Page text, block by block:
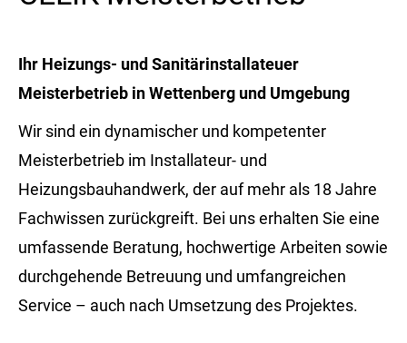
Ihr Heizungs- und Sanitärinstallateuer
Meisterbetrieb in Wettenberg und Umgebung
Wir sind ein dynamischer und kompetenter
Meisterbetrieb im Installateur- und
Heizungsbauhandwerk, der auf mehr als 18 Jahre
Fachwissen zurückgreift. Bei uns erhalten Sie eine
umfassende Beratung, hochwertige Arbeiten sowie
durchgehende Betreuung und umfangreichen
Service – auch nach Umsetzung des Projektes.